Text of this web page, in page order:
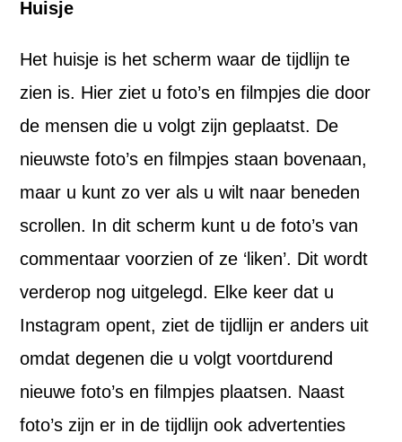
Huisje
Het huisje is het scherm waar de tijdlijn te
zien is. Hier ziet u foto’s en filmpjes die door
de mensen die u volgt zijn geplaatst. De
nieuwste foto’s en filmpjes staan bovenaan,
maar u kunt zo ver als u wilt naar beneden
scrollen. In dit scherm kunt u de foto’s van
commentaar voorzien of ze ‘liken’. Dit wordt
verderop nog uitgelegd. Elke keer dat u
Instagram opent, ziet de tijdlijn er anders uit
omdat degenen die u volgt voortdurend
nieuwe foto’s en filmpjes plaatsen. Naast
foto’s zijn er in de tijdlijn ook advertenties